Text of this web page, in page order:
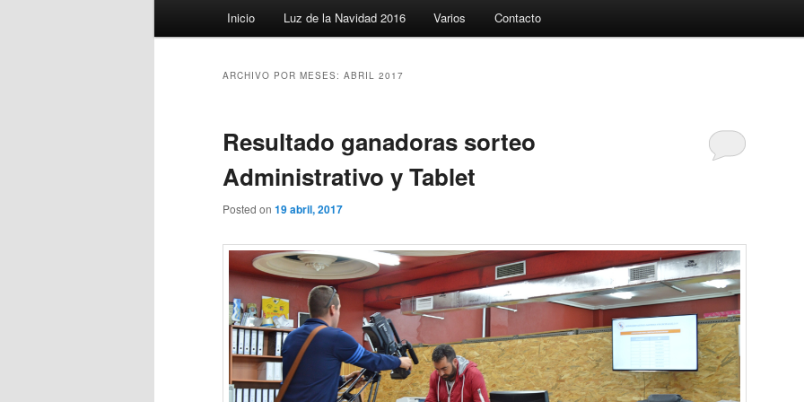
Inicio Luz de la Navidad 2016 Varios Contacto
ARCHIVO POR MESES: ABRIL 2017
Resultado ganadoras sorteo
Administrativo y Tablet
Posted on 19 abril, 2017